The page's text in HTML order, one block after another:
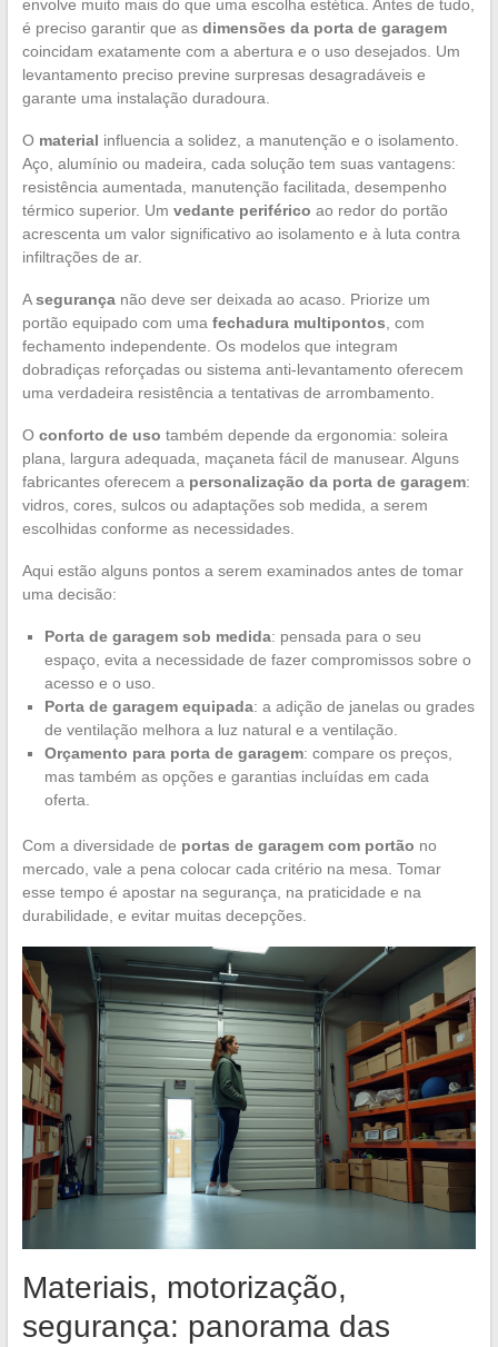
envolve muito mais do que uma escolha estética. Antes de tudo,
é preciso garantir que as dimensões da porta de garagem
coincidam exatamente com a abertura e o uso desejados. Um
levantamento preciso previne surpresas desagradáveis e
garante uma instalação duradoura.
O material influencia a solidez, a manutenção e o isolamento.
Aço, alumínio ou madeira, cada solução tem suas vantagens:
resistência aumentada, manutenção facilitada, desempenho
térmico superior. Um vedante periférico ao redor do portão
acrescenta um valor significativo ao isolamento e à luta contra
infiltrações de ar.
Asegurançanão deve ser deixada ao acaso. Priorize um
portão equipado com uma fechadura multipontos , com
fechamento independente. Os modelos que integram
dobradiças reforçadas ou sistema anti-levantamento oferecem
uma verdadeira resistência a tentativas de arrombamento.
O conforto de uso também depende da ergonomia: soleira
plana, largura adequada, maçaneta fácil de manusear. Alguns
fabricantes oferecem a personalização da porta de garagem:
vidros, cores, sulcos ou adaptações sob medida, a serem
escolhidas conforme as necessidades.
Aqui estão alguns pontos a serem examinados antes de tomar
uma decisão:
Porta de garagem sob medida: pensada para o seu
espaço, evita a necessidade de fazer compromissos sobre o
acesso e o uso.
Porta de garagem equipada: a adição de janelas ou grades
de ventilação melhora a luz natural e a ventilação.
Orçamento para porta de garagem: compare os preços,
mas também as opções e garantias incluídas em cada
oferta.
Com a diversidade de portas de garagem com portão no
mercado, vale a pena colocar cada critério na mesa. Tomar
esse tempo é apostar na segurança, na praticidade e na
durabilidade, e evitar muitas decepções.
Materiais, motorização,
segurança: panorama das